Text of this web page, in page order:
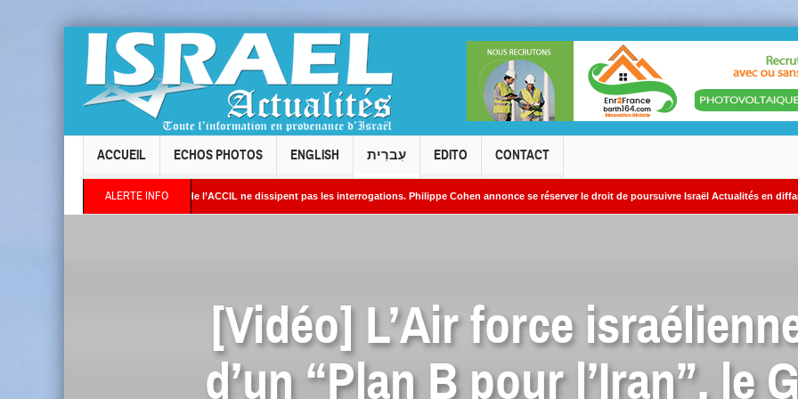
ACCUEIL ECHOS PHOTOS ENGLISH עִברִית EDITO CONTACT
ALERTE INFO
réponses du président de l’ACCIL ne dissipent pas les interrogations. Philippe Cohen annonce se réserver le droit de poursuivre Israël Actualités en diffamation.
[Vidéo] L’Air force
d’un “Plan B pour l’Iran”, le